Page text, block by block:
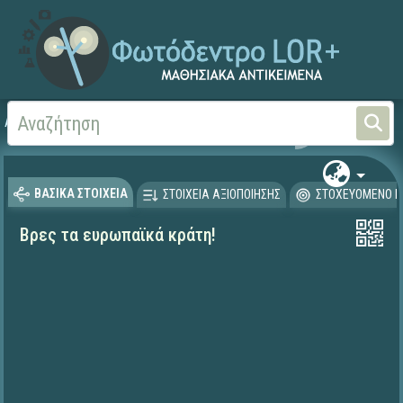
Αρχική Γεωγραφία-Γεωλογία
ΒΑΣΙΚΑ ΣΤΟΙΧΕΙΑ ΣΤΟΙΧΕΙΑ ΑΞΙΟΠΟΙΗΣΗΣ ΣΤΟΧΕΥΟΜΕΝΟ
Βρες τα ευρωπαϊκά κράτη!